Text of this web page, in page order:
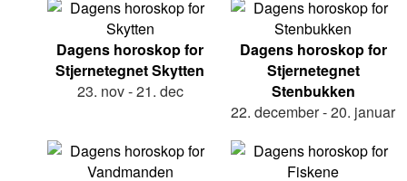
Dagens horoskop for
Stjernetegnet Skytten
23. nov - 21. dec
Dagens horoskop for
Stjernetegnet
Stenbukken
22. december - 20. januar